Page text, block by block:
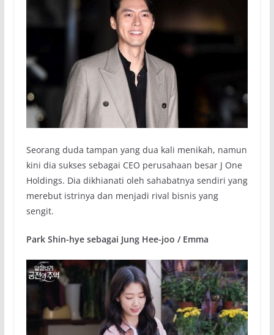
Seorang duda tampan yang dua kali menikah, namun
kini dia sukses sebagai CEO perusahaan besar J One
Holdings. Dia dikhianati oleh sahabatnya sendiri yang
merebut istrinya dan menjadi rival bisnis yang
sengit.
Park Shin-hye sebagai Jung Hee-joo / Emma